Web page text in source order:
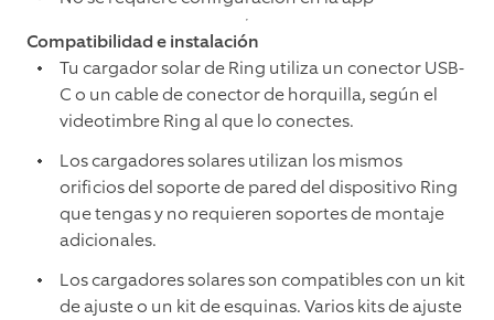
Compatibilidad e instalación
Tu cargador solar de Ring utiliza un conector USB-
C o un cable de conector de horquilla, según el
videotimbre Ring al que lo conectes.
Los cargadores solares utilizan los mismos
orificios del soporte de pared del dispositivo Ring
que tengas y no requieren soportes de montaje
adicionales.
Los cargadores solares son compatibles con un kit
de ajuste o un kit de esquinas. Varios kits de ajuste